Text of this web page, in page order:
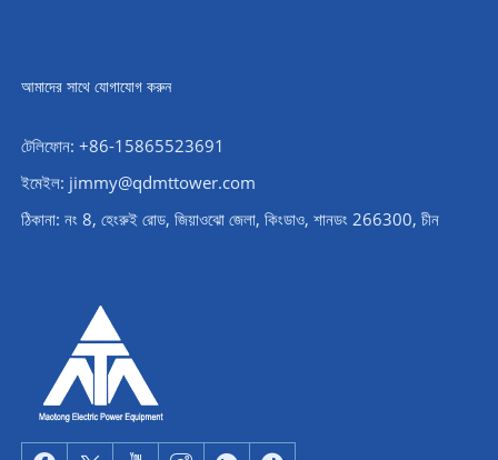
আমাদের সাথে যোগাযোগ করুন
টেলিফোন: +86-15865523691
ইমেইল: jimmy@qdmttower.com
ঠিকানা: নং 8, হেংরুই রোড, জিয়াওঝো জেলা, কিংডাও, শানডং 266300, চীন